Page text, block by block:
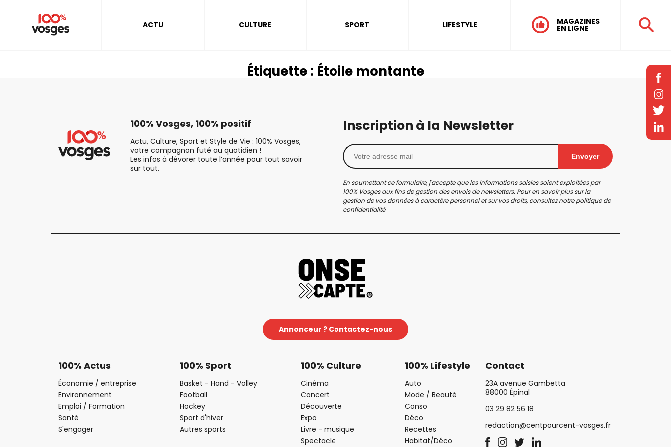
ACTU CULTURE SPORT LIFESTYLE MAGAZINES
EN LIGNE
Étiquette : Étoile montante
100% Vosges, 100% positif
Actu, Culture, Sport et Style de Vie : 100% Vosges,
votre compagnon futé au quotidien !
Les infos à dévorer toute l’année pour tout savoir
sur tout.
Inscription à la Newsletter
Envoyer
En soumettant ce formulaire, j'accepte que les informations saisies soient exploitées par
100% Vosges aux fins de gestion des envois de newsletters. Pour en savoir plus sur la
gestion de vos données à caractère personnel et sur vos droits, consultez notrepolitique de
confidentialité
Annonceur ? Contactez-nous
100% Actus
Économie / entreprise
Environnement
Emploi / Formation
Santé
S'engager
100% Sport
Basket - Hand - Volley
Football
Hockey
Sport d'hiver
Autres sports
100% Culture
Cinéma
Concert
Découverte
Expo
Livre - musique
Spectacle
100% Lifestyle
Auto
Mode / Beauté
Conso
Déco
Recettes
Habitat/Déco
Contact
23A avenue Gambetta
88000 Épinal
03 29 82 56 18
redaction@centpourcent-vosges.fr